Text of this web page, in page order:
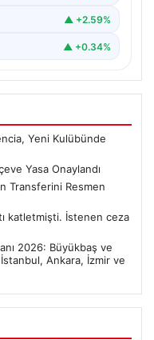
▲ +2.59%
▲ +0.34%
Yeni Kulübünde
Yasa Onaylandı
Transferini Resmen
katletmişti. İstenen ceza
2026: Büyükbaş ve
Ankara, İzmir ve